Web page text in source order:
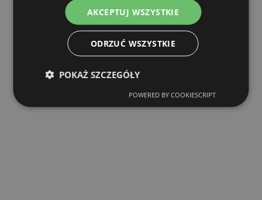
AKCEPTUJ WSZYSTKIE
ODRZUĆ WSZYSTKIE
POKAŻ SZCZEGÓŁY
POWERED BY COOKIESCRIPT